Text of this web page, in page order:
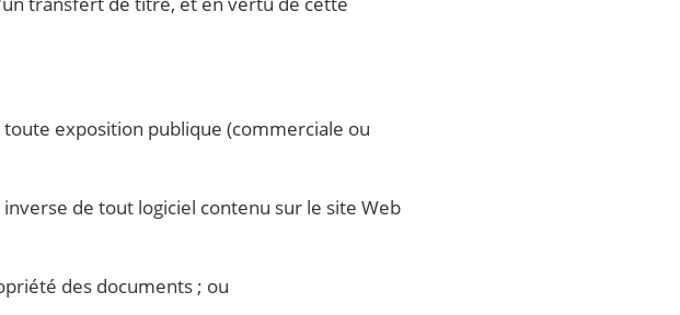
exposition publique (commerciale ou
de tout logiciel contenu sur le site Web
des documents ; ou